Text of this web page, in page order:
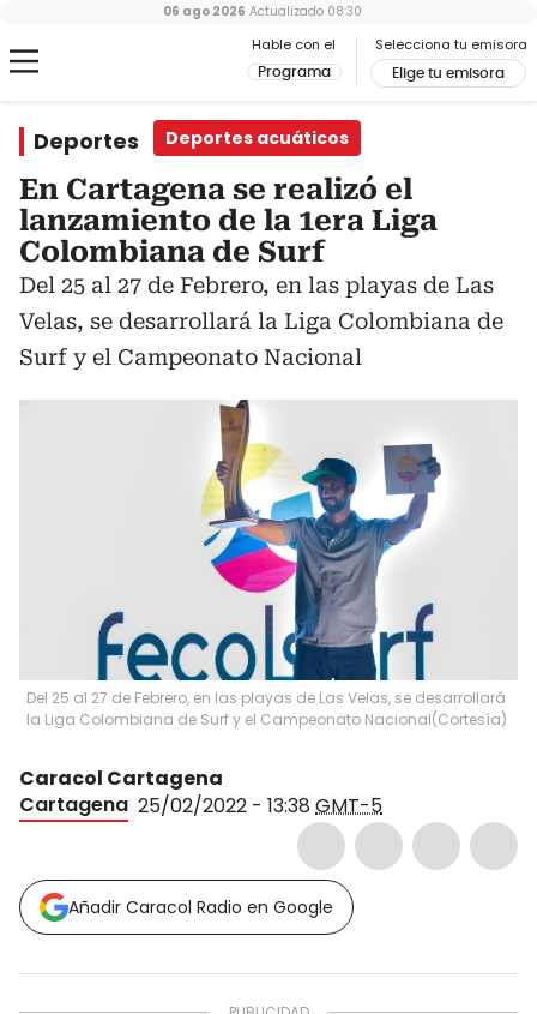
Hable con el
Programa
Selecciona tu emisora
Elige tu emisora
06 ago 2026 Actualizado 08:30
Deportes Deportes acuáticos
En Cartagena se realizó el
lanzamiento de la 1era Liga
Colombiana de Surf
Del 25 al 27 de Febrero, en las playas de Las
Velas, se desarrollará la Liga Colombiana de
Surf y el Campeonato Nacional
Del 25 al 27 de Febrero, en las playas de Las Velas, se desarrollará
la Liga Colombiana de Surf y el Campeonato Nacional(Cortesía)
Caracol Cartagena
Cartagena 25/02/2022 - 13:38 GMT-5
Añadir Caracol Radio en Google